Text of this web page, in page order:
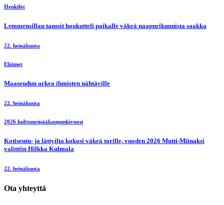
Henkilöt
Lemmensillan tanssit houkutteli paikalle väkeä naapurikunnista saakka
22. heinäkuuta
Eläimet
Maaseudun arkea ihmisten nähtäville
22. heinäkuuta
2026 kulttuuripääkaupunkivuosi
Kotiseutu- ja lättyilta kokosi väkeä torille, vuoden 2026 Mutti-Miinaksi
valittiin Hilkka Kulmala
22. heinäkuuta
Ota yhteyttä